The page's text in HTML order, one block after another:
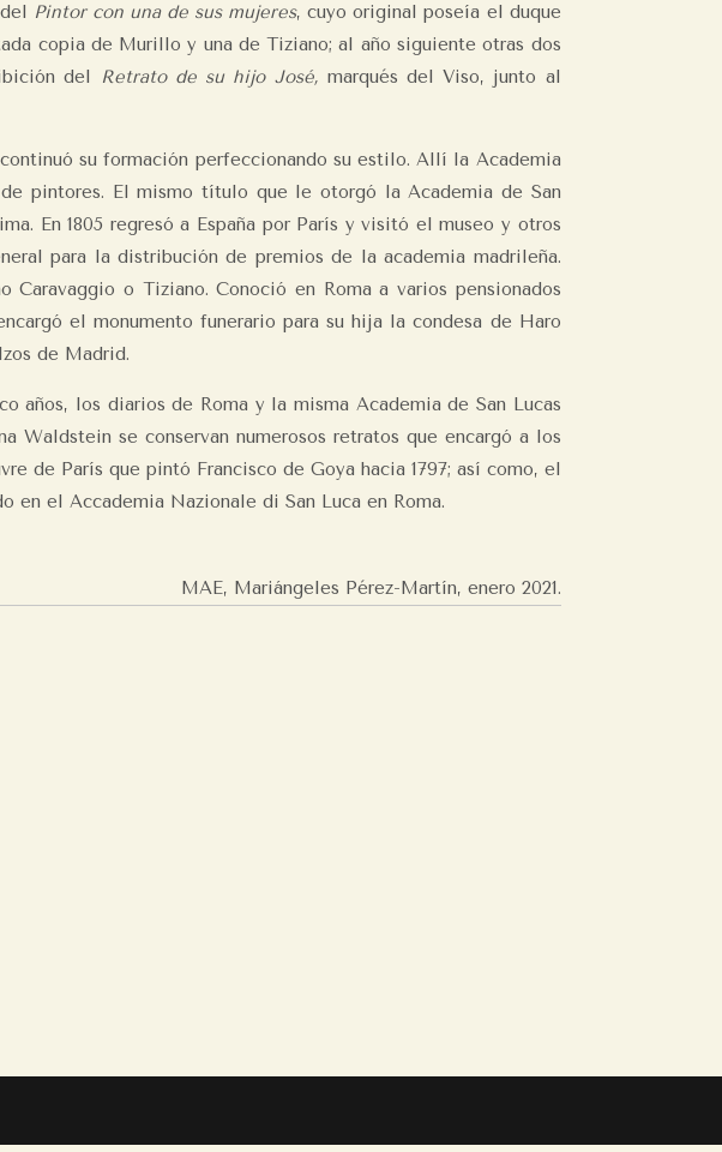
Pintor con una de sus mujeres, cuyo original poseía el duque
copia de Murillo y una de Tiziano; al año siguiente otras dos
del
Retrato de su hijo José, marqués del Viso, junto al
su formación perfeccionando su estilo. Allí la Academia
pintores. El mismo título que le otorgó la Academia de San
En 1805 regresó a España por París y visitó el museo y otros
para la distribución de premios de la academia madrileña.
o Tiziano. Conoció en Roma a varios pensionados
el monumento funerario para su hija la condesa de Haro
de Madrid.
años, los diarios de Roma y la misma Academia de San Lucas
se conservan numerosos retratos que encargó a los
de París que pintó Francisco de Goya hacia 1797; así como, el
en el Accademia Nazionale di San Luca en Roma.
MAE, Mariángeles Pérez-Martín, enero 2021.